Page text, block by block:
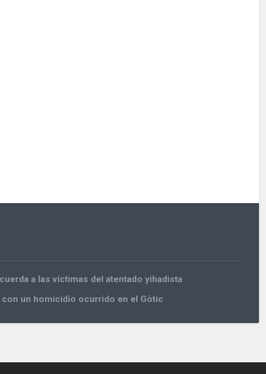
a las víctimas del atentado yihadista
un homicidio ocurrido en el Gòtic